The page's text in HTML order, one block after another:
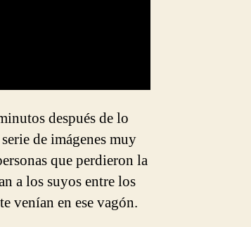
después de lo
de imágenes muy
que perdieron la
a los suyos entre los
venían en ese vagón.